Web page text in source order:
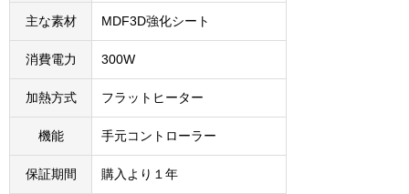
主な素材 MDF3D強化シート
消費電力 300W
加熱方式 フラットヒーター
機能 手元コントローラー
保証期間 購入より１年